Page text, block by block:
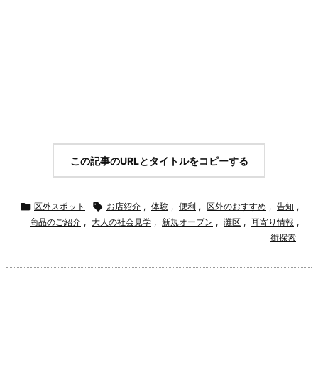
この記事のURLとタイトルをコピーする
 区外スポット  お店紹介 , 体験 , 便利 , 区外のおすすめ , 告知 ,
商品のご紹介 , 大人の社会見学 , 新規オープン , 灘区 , 耳寄り情報 ,
街探索